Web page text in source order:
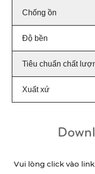
Chống ồn
Độ bền
Tiêu chuẩn chất
Xuất xứ
Vui lòng click vào